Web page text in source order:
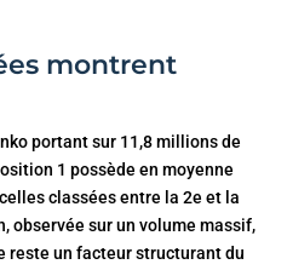
montrent
portant sur 11,8 millions de
1 possède en moyenne
classées entre la 2e et la
observée sur un volume massif,
reste un facteur structurant du